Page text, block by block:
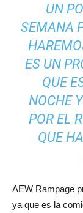
UN
SEMANA
ES UN
QUE
NOCHE
POR EL
QUE
AEW Rampage
ya que es la